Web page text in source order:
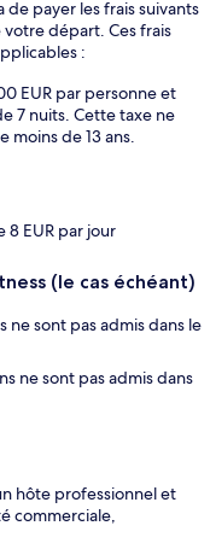
payer les frais suivants
départ. Ces frais
:
EUR par personne et
7 nuits. Cette taxe ne
moins de 13 ans.
8 EUR par jour
(le cas échéant)
ne sont pas admis dans le
ne sont pas admis dans
hôte professionnel et
commerciale,